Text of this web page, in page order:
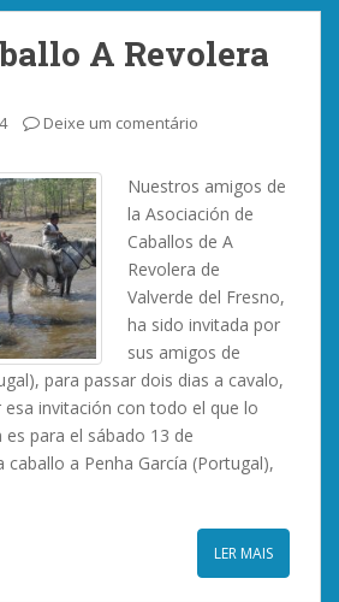
A Revolera
Deixe um comentário
Nuestros amigos de
la Asociación de
Caballos de A
Revolera de
Valverde del Fresno,
ha sido invitada por
sus amigos de
para passar dois dias a cavalo,
invitación con todo el que lo
es para el sábado 13 de
caballo a Penha García (Portugal),
LER MAIS